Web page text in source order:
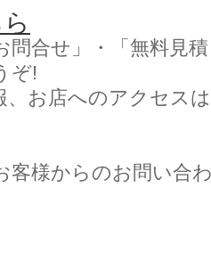
合せ」・「無料見
ぞ!
お店へのアクセス
客様からのお問い合